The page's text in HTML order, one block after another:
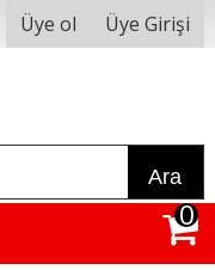
Üye ol Üye Girişi
Ara
0